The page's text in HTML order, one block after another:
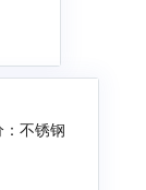
不锈钢